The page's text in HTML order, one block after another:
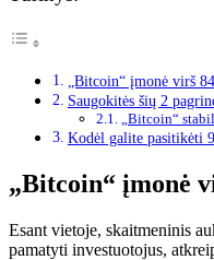
„Bitcoin“ įmonė virš
Saugokitės šių 2
„Bitcoin“
Kodėl galite pasitikėti
„Bitcoin“ įmonė
Esant vietoje, skaitmeninis
pamatyti investuotojus,